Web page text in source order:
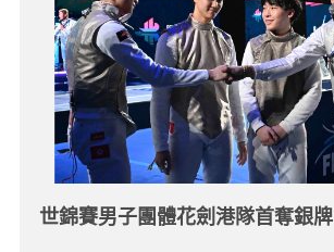
世錦賽男子團體花劍港隊首奪銀牌